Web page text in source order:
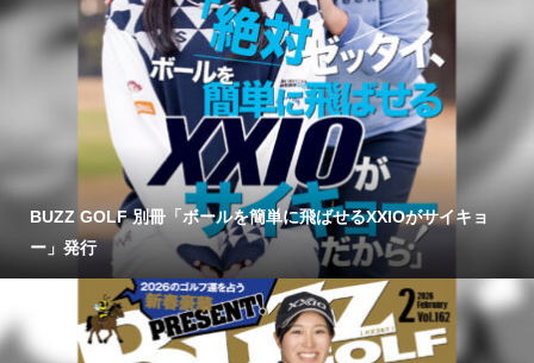
BUZZ GOLF 別冊「ボールを簡単に飛ばせるXXIOがサイキョ
ー」発行